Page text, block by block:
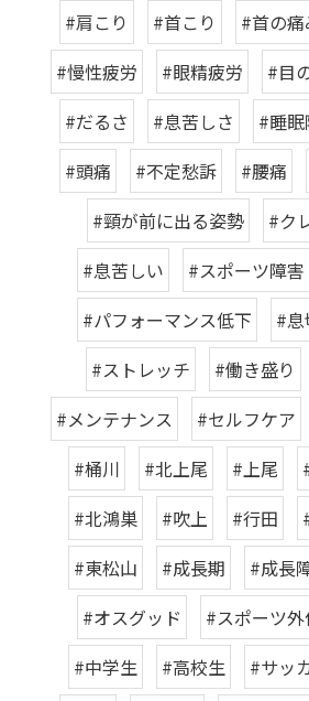
#肩こり
#首こり #首の痛
#慢性疲労
#眼精疲労 #目
#だるさ
#息苦しさ #睡眠
#頭痛
#不定愁訴 #腰痛
#頸が前に出る姿勢
#ク
#息苦しい
#スポーツ障害
#パフォーマンス低下
#
#ストレッチ
#働き盛り
#メンテナンス
#セルフケア
#桶川
#北上尾 #上尾
#北鴻巣
#吹上 #行田
#東松山
#成長期 #成長
#オスグッド
#スポーツ
#中学生
#高校生 #サッ